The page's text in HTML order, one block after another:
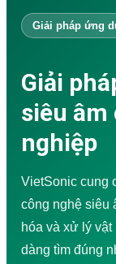
Sửa
Chống
Đánh
Thiết
Túi vải
Sản
Dây
Video Ứng
Máy
Máy
Máy
Máy
Máy
Khuấy
Máy
DOWNLOAD
Giải pháp ứng
Giải
siêu âm
nghiệp
VietSonic cung
công nghệ siêu
hóa và xử lý
dàng tìm đúng